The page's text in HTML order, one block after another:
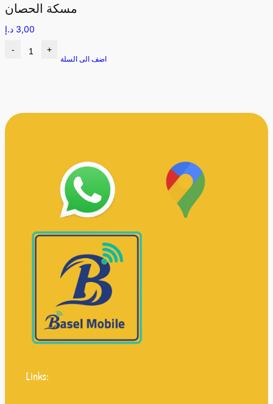
مسكة الحصان
3,00 د.إ
- +
اضف الى السلة
Links: